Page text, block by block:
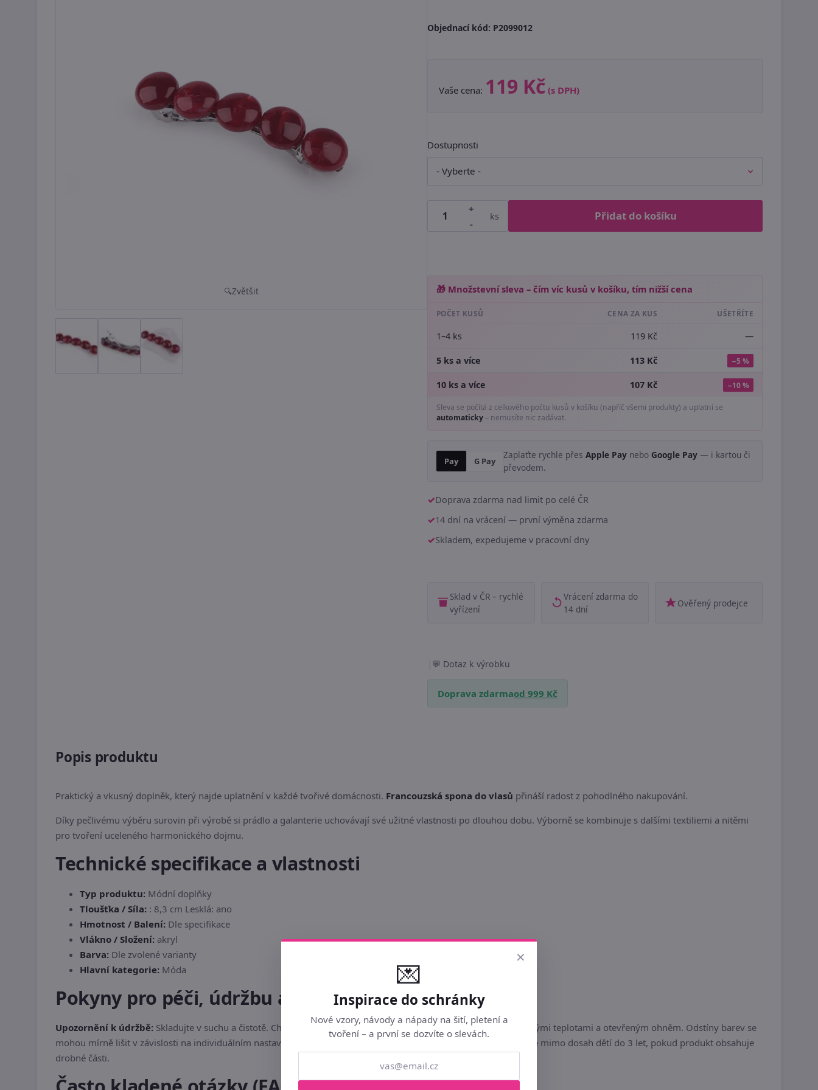
Zvětšit
Objednací kód: P2099012
Vaše cena: 119 Kč (s DPH)
Dostupnosti
+
-
ks Přidat do košíku
🎁 Množstevní sleva – čím víc kusů v košíku, tím nižší cena
POČET KUSŮ CENA ZA KUS UŠETŘÍTE
1–4 ks 119 Kč —
5 ks a více 113 Kč −5 %
10 ks a více 107 Kč −10 %
Sleva se počítá z celkového počtu kusů v košíku (napříč všemi produkty) a uplatní se
automaticky– nemusíte nic zadávat.
Pay G Pay
Zaplaťte rychle přes Apple Pay nebo Google Pay — i kartou či
převodem.
Doprava zdarma nad limit po celé ČR
14 dní na vrácení — první výměna zdarma
Skladem, expedujeme v pracovní dny
Sklad v ČR – rychlé
vyřízení
Vrácení zdarma do
14 dní
Ověřený prodejce
Dotaz k výrobku
Doprava zdarmaod 999 Kč
Popis produktu
Praktický a vkusný doplněk, který najde uplatnění v každé tvořivé domácnosti. Francouzská spona do vlasů přináší radost z pohodlného nakupování.
Díky pečlivému výběru surovin při výrobě si prádlo a galanterie uchovávají své užitné vlastnosti po dlouhou dobu. Výborně se kombinuje s dalšími textiliemi a nitěmi
pro tvoření uceleného harmonického dojmu.
Technické specifikace a vlastnosti
Typ produktu: Módní doplňky
Tloušťka / Síla: : 8,3 cm Lesklá: ano
Hmotnost / Balení: Dle specifikace
Vlákno / Složení: akryl
Barva: Dle zvolené varianty
Hlavní kategorie: Móda
Pokyny pro péči, údržbu a bezpečnost
Upozornění k údržbě: Skladujte v suchu a čistotě. Chraňte před dlouhodobým přímým slunečním zářením, vysokými teplotami a otevřeným ohněm. Odstíny barev se
mohou mírně lišit v závislosti na individuálním nastavení vašeho monitoru či displeje mobilního telefonu. Skladujte mimo dosah dětí do 3 let, pokud produkt obsahuje
drobné části.
×
💌
Inspirace do schránky
Nové vzory, návody a nápady na šití, pletení a
tvoření – a první se dozvíte o slevách.